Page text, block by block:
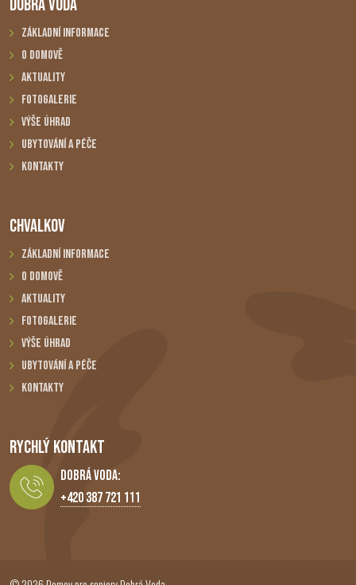
DOBRÁ VODA
Základní informace
O domově
Aktuality
Fotogalerie
Výše úhrad
Ubytování a péče
Kontakty
CHVALKOV
Základní informace
O domově
Aktuality
Fotogalerie
Výše úhrad
Ubytování a péče
Kontakty
RYCHLÝ KONTAKT
Dobrá Voda:
+420 387 721 111